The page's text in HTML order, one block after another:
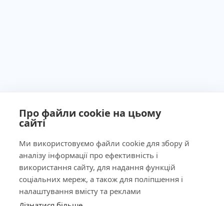
Про файли cookie на цьому
сайті
Ми використовуємо файли cookie для збору й
аналізу інформації про ефективність і
використання сайту, для надання функцій
соціальних мереж, а також для поліпшення і
налаштування вмісту та реклами
Ministry of Health of Ukraine License No. 603260 dated
September 23, 2011
Our Address